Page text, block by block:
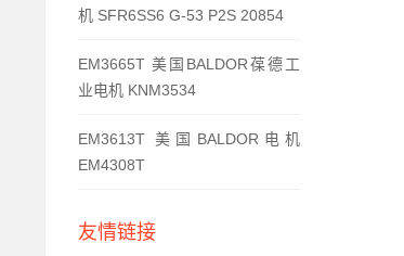
机 SFR6SS6 G-53 P2S 20854
EM3665T 美国BALDOR葆德工
业电机 KNM3534
EM3613T 美国BALDOR电机
EM4308T
友情链接